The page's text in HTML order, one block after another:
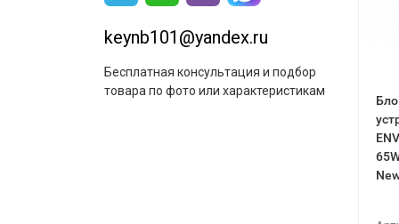
keynb101@yandex.ru
Бесплатная консультация и подбор
товара по фото или характеристикам